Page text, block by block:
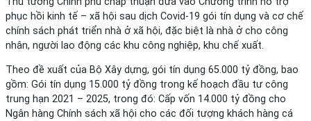
phục hồi kinh tế – xã hội sau dịch Covid-19 gói tín dụng và cơ chế
chính sách phát triển nhà ở xã hội, đặc biệt là nhà ở cho công
nhân, người lao động các khu công nghiệp, khu chế xuất.
Theo đề xuất của Bộ Xây dựng, gói tín dụng 65.000 tỷ đồng, bao
gồm: Gói tín dụng 15.000 tỷ đồng trong kế hoạch đầu tư công
trung hạn 2021 – 2025, trong đó: Cấp vốn 14.000 tỷ đồng cho
Ngân hàng Chính sách xã hội cho các đối tượng khách hàng cá